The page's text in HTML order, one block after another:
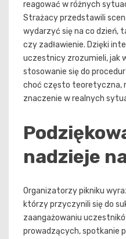
reagować w różnych
Strażacy przedstawili
wydarzyć się na co dzień,
czy zadławienie. Dzięki
uczestnicy zrozumieli, jak
stosowanie się do
choć często teoretyczna,
znaczenie w realnych
nadzieje
Organizatorzy pikniku
którzy przyczynili się do
zaangażowaniu
prowadzących, spotkanie